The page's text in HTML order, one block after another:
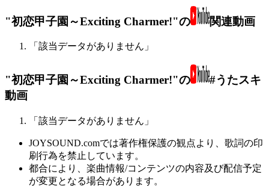
"初恋甲子園～Exciting Charmer!"の 関連動画
「該当データがありません」
"初恋甲子園～Exciting Charmer!"の
#うたスキ
動画
「該当データがありません」
JOYSOUND.comでは著作権保護の観点より、歌詞の印
刷行為を禁止しています。
都合により、楽曲情報/コンテンツの内容及び配信予定
が変更となる場合があります。